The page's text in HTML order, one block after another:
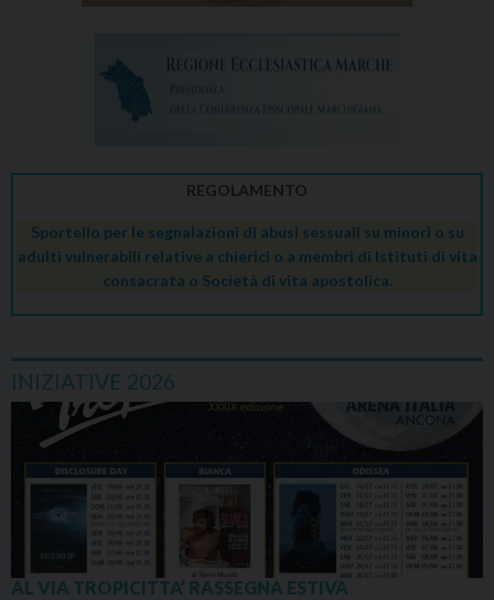
REGOLAMENTO
Sportello per le segnalazioni di abusi sessuali su minori o su
adulti vulnerabili relative a chierici o a membri di Istituti di vita
consacrata o Società di vita apostolica.
INIZIATIVE 2026
AL VIA TROPICITTA’ RASSEGNA ESTIVA